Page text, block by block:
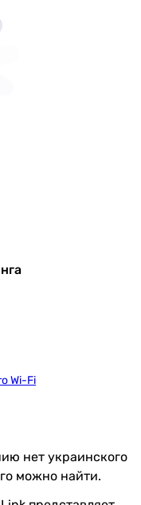
Wi-Fi
нет украинского
можно найти.